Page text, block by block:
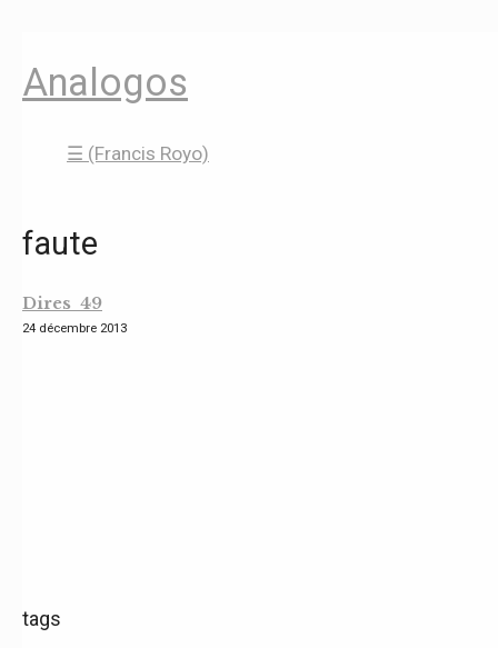
Analogos
☰ (Francis Royo)
faute
Dires 49
24 décembre 2013
tags